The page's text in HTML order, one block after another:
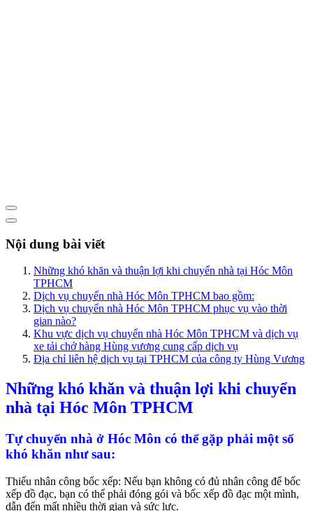
Nội dung bài viết
Những khó khăn và thuận lợi khi chuyển nhà tại Hóc Môn
TPHCM
Dịch vụ chuyển nhà Hóc Môn TPHCM bao gồm:
Dịch vụ chuyển nhà Hóc Môn TPHCM phục vụ vào thời
gian nào?
Khu vực dịch vụ chuyển nhà Hóc Môn TPHCM và dịch vụ
xe tải chở hàng Hùng vương cung cấp dịch vụ
Địa chỉ liên hệ dịch vụ tại TPHCM của công ty Hùng Vương
Những khó khăn và thuận lợi khi chuyển
nhà tại Hóc Môn TPHCM
Tự chuyển nhà ở Hóc Môn có thể gặp phải một số
khó khăn như sau:
Thiếu nhân công bốc xếp: Nếu bạn không có đủ nhân công để bốc
xếp đồ đạc, bạn có thể phải đóng gói và bốc xếp đồ đạc một mình,
dẫn đến mất nhiều thời gian và sức lực.